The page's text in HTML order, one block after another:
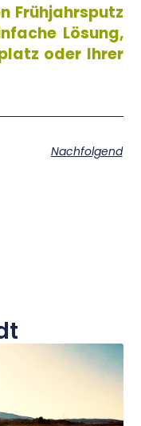
Frühjahrsputz
Lösung,
oder Ihrer
Nachfolgend